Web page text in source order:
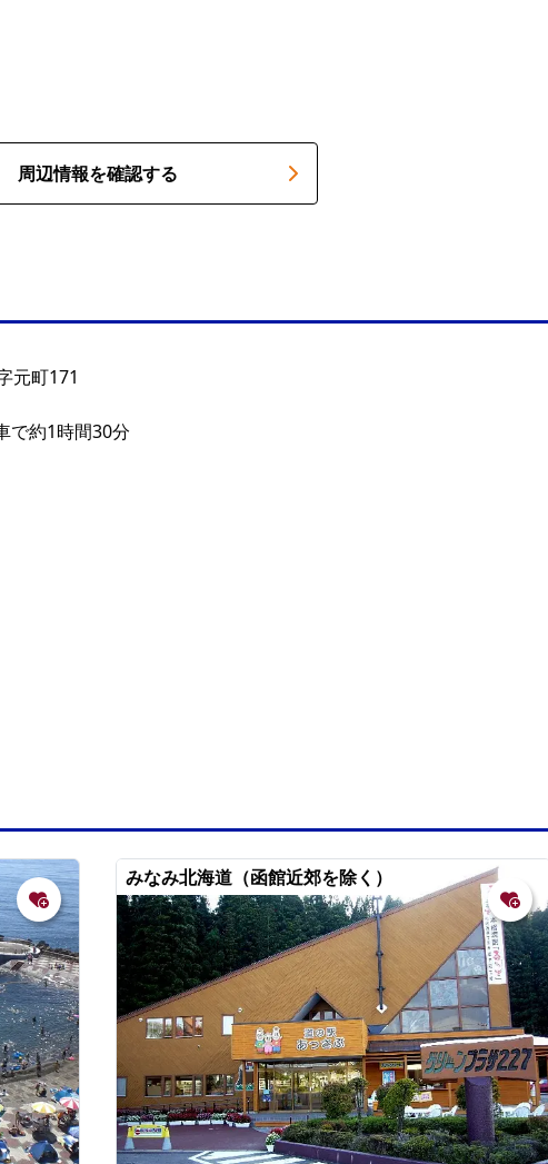
周辺情報を確認する
元町171
で約1時間30分
みなみ北海道（函館近郊を除く）